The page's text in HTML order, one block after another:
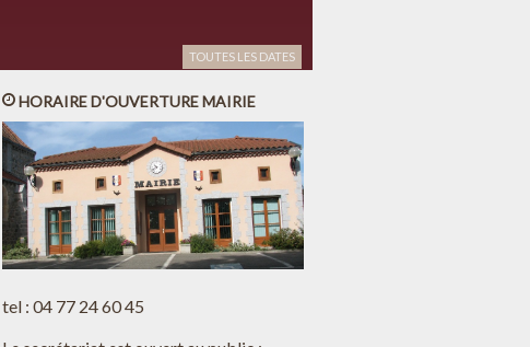
TOUTES LES DATES
HORAIRE D'OUVERTURE MAIRIE
tel : 04 77 24 60 45